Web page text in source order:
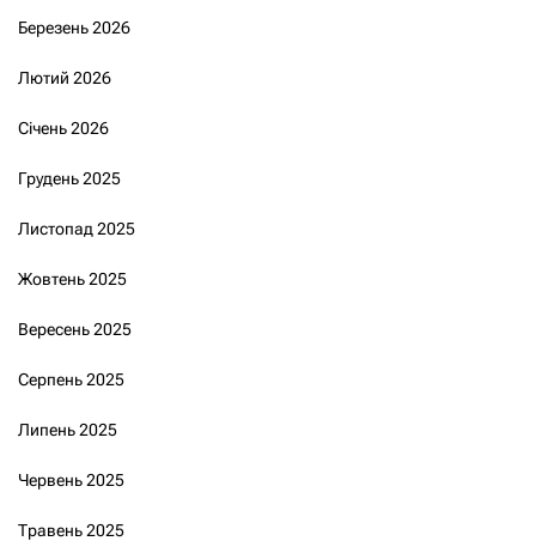
Березень 2026
Лютий 2026
Січень 2026
Грудень 2025
Листопад 2025
Жовтень 2025
Вересень 2025
Серпень 2025
Липень 2025
Червень 2025
Травень 2025